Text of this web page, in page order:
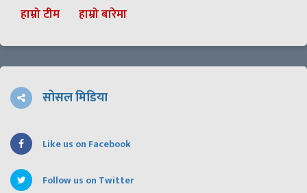
हाम्रो टीम हाम्रो बारेमा
सोसल मिडिया
Like us on Facebook
Follow us on Twitter